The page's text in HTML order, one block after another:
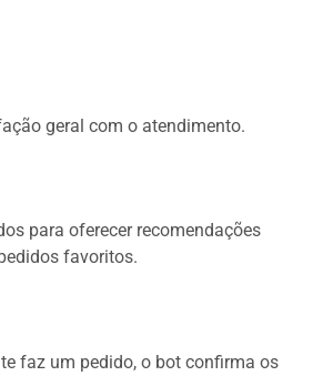
geral com o atendimento.
para oferecer recomendações
favoritos.
faz um pedido, o bot confirma os